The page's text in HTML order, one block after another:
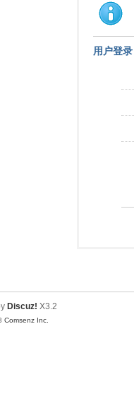
用户登录
Discuz! X3.2
Comsenz Inc.